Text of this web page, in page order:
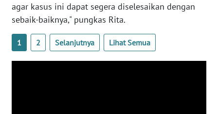
agar kasus ini dapat segera diselesaikan dengan
sebaik-baiknya," pungkas Rita.
1 2 Selanjutnya Lihat Semua
JAMBI
WN
SULTRA